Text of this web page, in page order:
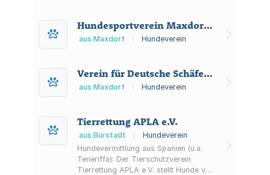
Hundesportverein Maxdorf e. V.
aus Maxdorf Hundeverein
Verein für Deutsche Schäferhunde (SV) im VDH und in der FCI, Rechtssitz Augsburg, Ortsgruppe Maxdorf
aus Maxdorf Hundeverein
Tierrettung APLA e.V.
aus Bürstadt
Hundeverein
Hundevermittlung aus Spanien (u.a.
Teneriffa): Der Tierschutzverein
Tierrettung APLA e.V. stellt Hunde vor,